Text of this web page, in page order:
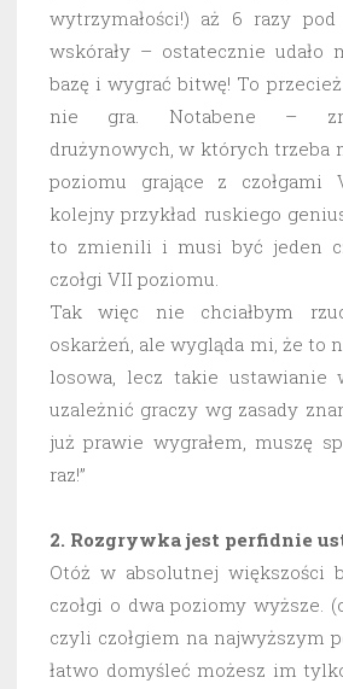
wytrzymałości!) aż 6 razy
wskórały – ostatecznie udało
bazę i wygrać bitwę! To
nie gra. Notabene –
drużynowych, w których trzeba
poziomu grające z czołgami
kolejny przykład ruskiego
to zmienili i musi być jeden
czołgi VII poziomu.
Tak więc nie chciałbym
oskarżeń, ale wygląda mi, że to
losowa, lecz takie ustawianie
uzależnić graczy wg zasady
już prawie wygrałem, muszę
raz!”
2. Rozgrywka jest perfidnie
Otóż w absolutnej większości
czołgi o dwa poziomy wyższe.
czyli czołgiem na najwyższym
łatwo domyśleć możesz im